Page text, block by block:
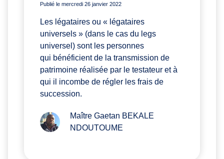
Publié le mercredi 26 janvier 2022
Les légataires ou « légataires
universels » (dans le cas du legs
universel) sont les personnes
qui bénéficient de la transmission de
patrimoine réalisée par le testateur et à
qui il incombe de régler les frais de
succession.
Maître Gaetan BEKALE
NDOUTOUME